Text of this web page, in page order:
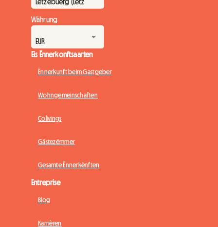
Währung
Eis Ënnerkonftsaarten
Ënnerkunft beim Gastgeber
Wohngemeinschaften
Colivings
Gästezëmmer
Gesamte Ënnerkënften
Entreprise
Blog
Karrièren